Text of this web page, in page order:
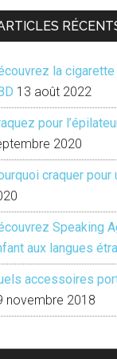
la
13 août 2022
pour
2020
craquer pour
Speaking
aux langues
accessoires
novembre 2018